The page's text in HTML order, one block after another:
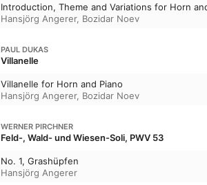
Introduction, Theme and Variations for Horn
Hansjörg Angerer, Bozidar Noev
PAUL DUKAS
Villanelle
Villanelle for Horn and Piano
Hansjörg Angerer, Bozidar Noev
WERNER PIRCHNER
Feld-, Wald- und Wiesen-Soli, PWV 53
No. 1, Grashüpfen
Hansjörg Angerer